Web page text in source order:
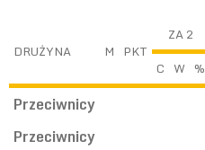
DRUŻYNA M PKT
ZA 2
C W %
Przeciwnicy
Przeciwnicy